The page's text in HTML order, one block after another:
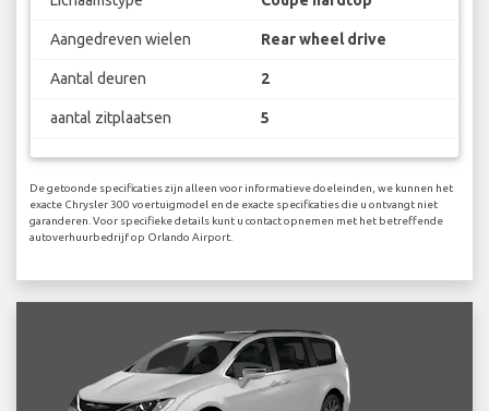
Aangedreven wielen Rear wheel drive
Aantal deuren 2
aantal zitplaatsen 5
De getoonde specificaties zijn alleen voor informatieve doeleinden, we kunnen het
exacte Chrysler 300 voertuigmodel en de exacte specificaties die u ontvangt niet
garanderen. Voor specifieke details kunt u contact opnemen met het betreffende
autoverhuurbedrijf op Orlando Airport.